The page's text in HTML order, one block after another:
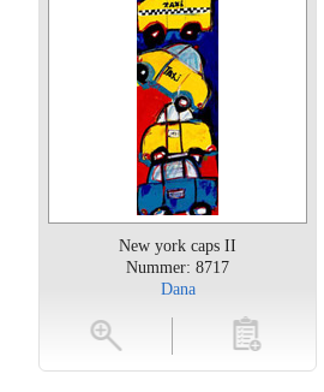
New york caps II
Nummer: 8717
Dana
toevoegen